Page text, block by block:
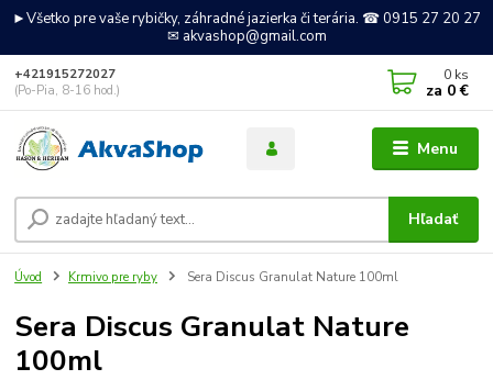
►Všetko pre vaše rybičky, záhradné jazierka či terária. ☎ 0915 27 20 27
✉ akvashop@gmail.com
Menu
Hľadať
+421915272027
(Po-Pia, 8-16 hod.)
0 ks
za 0 €
Úvod Krmivo pre ryby Sera Discus Granulat Nature 100ml
Sera Discus Granulat Nature
100ml